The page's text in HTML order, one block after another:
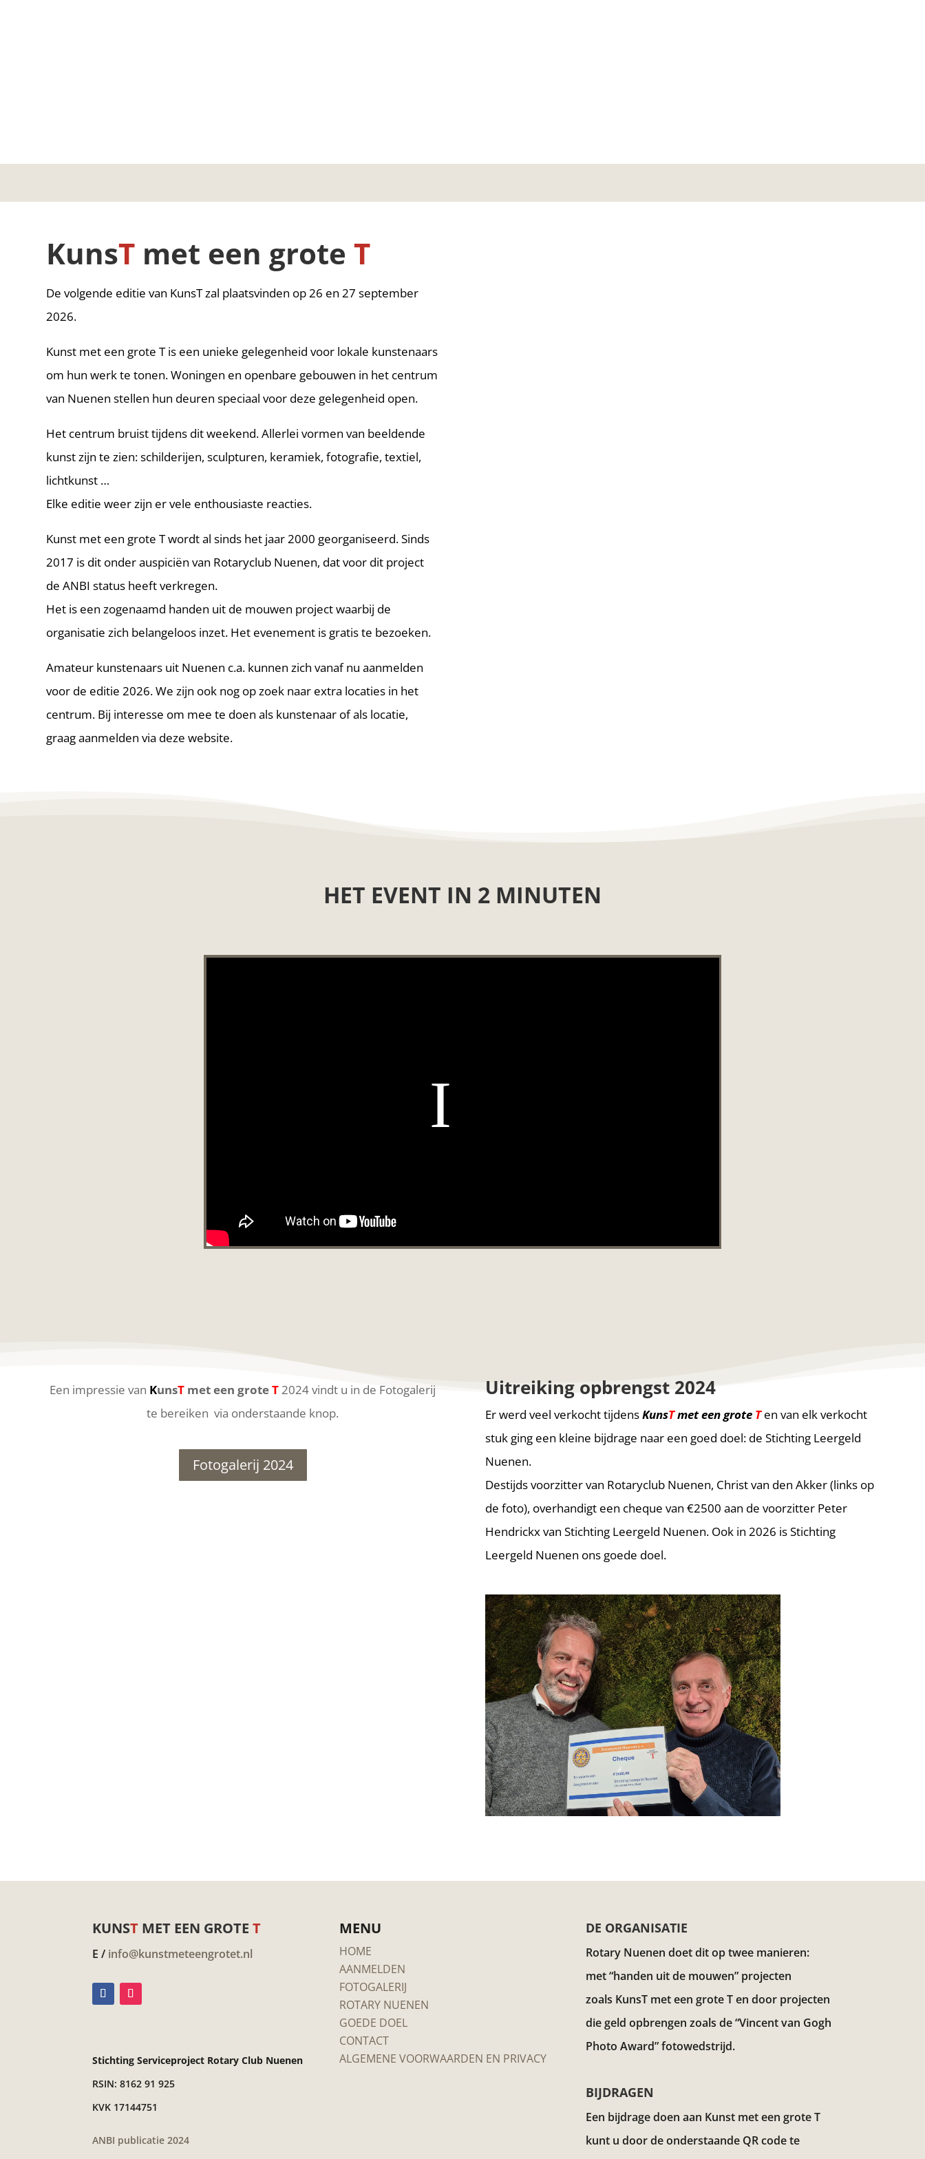
KunsT met een groteT
De volgende editie van KunsT zal plaatsvinden op 26 en 27 september
2026.
Kunst met een grote T is een unieke gelegenheid voor lokale kunstenaars
om hun werk te tonen. Woningen en openbare gebouwen in het centrum
van Nuenen stellen hun deuren speciaal voor deze gelegenheid open.
Het centrum bruist tijdens dit weekend. Allerlei vormen van beeldende
kunst zijn te zien: schilderijen, sculpturen, keramiek, fotografie, textiel,
lichtkunst …
Elke editie weer zijn er vele enthousiaste reacties.
Kunst met een grote T wordt al sinds het jaar 2000 georganiseerd. Sinds
2017 is dit onder auspiciën van Rotaryclub Nuenen, dat voor dit project
de ANBI status heeft verkregen.
Het is een zogenaamd handen uit de mouwen project waarbij de
organisatie zich belangeloos inzet. Het evenement is gratis te bezoeken.
Amateur kunstenaars uit Nuenen c.a. kunnen zich vanaf nu aanmelden
voor de editie 2026. We zijn ook nog op zoek naar extra locaties in het
centrum. Bij interesse om mee te doen als kunstenaar of als locatie,
graag aanmelden via deze website.
HET EVENT IN 2 MINUTEN
Een impressie van KunsT met een groteT2024 vindt u in de Fotogalerij
te bereiken via onderstaande knop.
Fotogalerij 2024
Uitreiking opbrengst 2024
Er werd veel verkocht tijdensKunsTmet een grote T en van elk verkocht
stuk ging een kleine bijdrage naar een goed doel: de Stichting Leergeld
Nuenen.
Destijds voorzitter van Rotaryclub Nuenen, Christ van den Akker (links op
de foto), overhandigt een cheque van €2500 aan de voorzitter Peter
Hendrickx van Stichting Leergeld Nuenen. Ook in 2026 is Stichting
Leergeld Nuenen ons goede doel.
KUNST MET EEN GROTET
E / info@kunstmeteengrotet.nl
Stichting Serviceproject Rotary Club Nuenen
RSIN: 8162 91 925
KVK 17144751
ANBI publicatie 2024
MENU
HOME
AANMELDEN
FOTOGALERIJ
ROTARY NUENEN
GOEDE DOEL
CONTACT
ALGEMENE VOORWAARDEN EN PRIVACY
DE ORGANISATIE
Rotary Nuenen doet dit op twee manieren:
met “handen uit de mouwen” projecten
zoals KunsT met een grote T en door projecten
die geld opbrengen zoals de “Vincent van Gogh
Photo Award”fotowedstrijd.
BIJDRAGEN
Een bijdrage doen aan Kunst met een grote T
kunt u door de onderstaande QR code te